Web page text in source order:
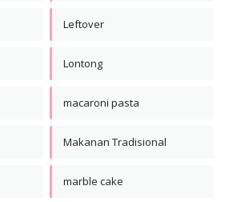
Leftover
Lontong
macaroni pasta
Makanan Tradisional
marble cake